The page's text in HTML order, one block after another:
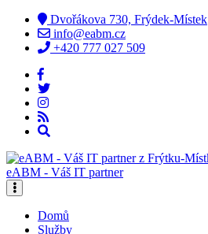
Dvořákova 730, Frýdek-Místek
info@eabm.cz
+420 777 027 509
eABM - Váš IT partner
Domů
Služby